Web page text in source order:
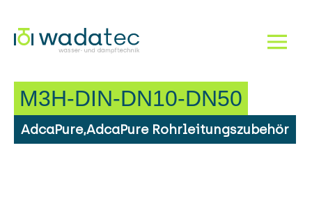
M3H-DIN-DN10-DN50
AdcaPure,AdcaPure Rohrleitungszubehör